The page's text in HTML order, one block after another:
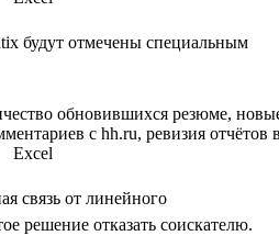
будут отмечены специальным
связь от линейного
решение отказать соискателю.